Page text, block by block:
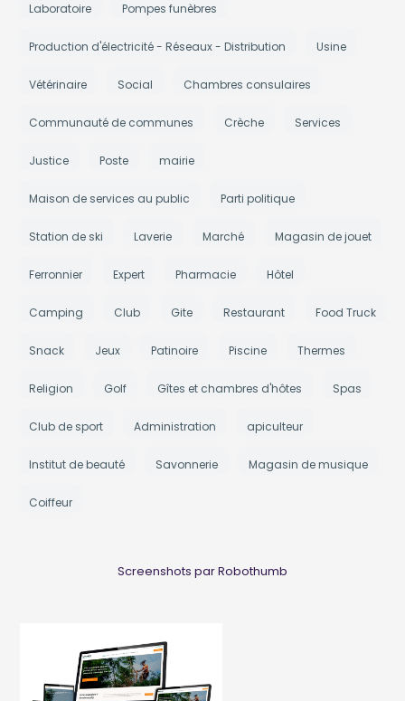
Laboratoire Pompes funèbres
Production d'électricité - Réseaux - Distribution Usine
Vétérinaire Social Chambres consulaires
Communauté de communes Crèche Services
Justice Poste mairie
Maison de services au public Parti politique
Station de ski Laverie Marché Magasin de jouet
Ferronnier Expert Pharmacie Hôtel
Camping Club Gite Restaurant Food Truck
Snack Jeux Patinoire Piscine Thermes
Religion Golf Gîtes et chambres d'hôtes Spas
Club de sport Administration apiculteur
Institut de beauté Savonnerie Magasin de musique
Coiffeur
Screenshots par Robothumb